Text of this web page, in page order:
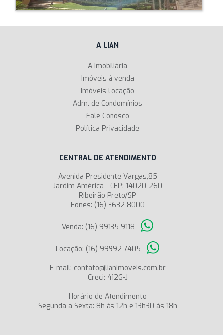
A LIAN
A Imobiliária
Imóveis à venda
Imóveis Locação
Adm. de Condomínios
Fale Conosco
Política Privacidade
CENTRAL DE ATENDIMENTO
Avenida Presidente Vargas,85
Jardim América - CEP: 14020-260
Ribeirão Preto/SP
Fones: (16) 3632 8000
Venda: (16) 99135 9118
Locação: (16) 99992 7405
E-mail: contato@lianimoveis.com.br
Creci: 4126-J
Horário de Atendimento
Segunda a Sexta: 8h às 12h e 13h30 às 18h